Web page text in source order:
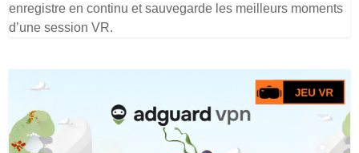
enregistre en continu et sauvegarde les meilleurs moments
d’une session VR.